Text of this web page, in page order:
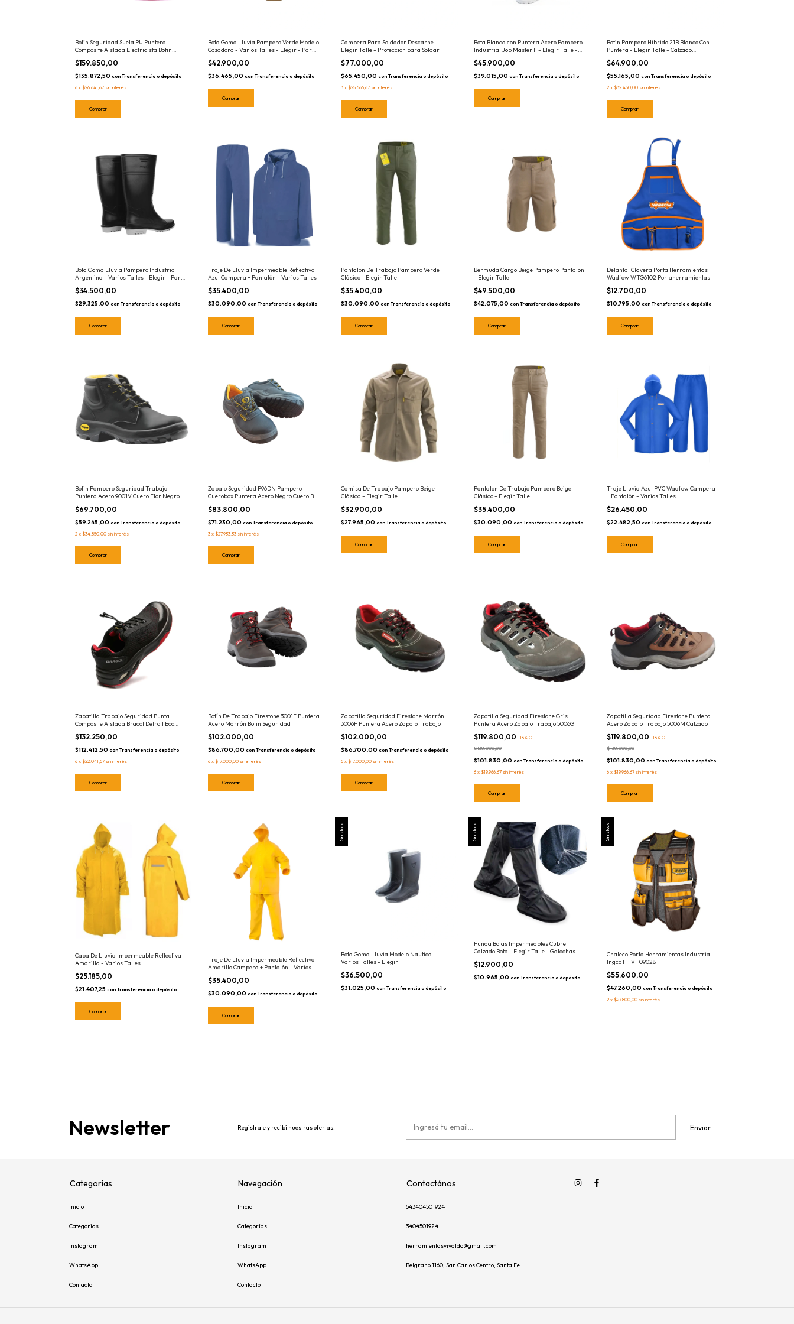
Botín Seguridad Suela PU Puntera
Composite Aislada Electricista Botin
Calzado Trabajo Bracol Detroit Eco
$159.850,00
$135.872,50 con Transferencia o depósito
6 x $26.641,67 sin interés
Comprar
Bota Goma Lluvia Pampero Verde Modelo
Cazadora - Varios Talles - Elegir - Par
Botas
$42.900,00
$36.465,00 con Transferencia o depósito
Comprar
Campera Para Soldador Descarne -
Elegir Talle - Proteccion para Soldar
$77.000,00
$65.450,00 con Transferencia o depósito
3 x $25.666,67 sin interés
Comprar
Bota Blanca con Puntera Acero Pampero
Industrial Job Master II - Elegir Talle -
Ideal Frigorificos / Alimenticia / Calzado
Seguridad
$45.900,00
$39.015,00 con Transferencia o depósito
Comprar
Botin Pampero Hibrido 21B Blanco Con
Puntera - Elegir Talle - Calzado
Seguridad Zapato
$64.900,00
$55.165,00 con Transferencia o depósito
2 x $32.450,00 sin interés
Comprar
Bota Goma Lluvia Pampero Industria
Argentina - Varios Talles - Elegir - Par
Botas Calzado
$34.500,00
$29.325,00 con Transferencia o depósito
Comprar
Traje De Lluvia Impermeable Reflectivo
Azul Campera + Pantalón - Varios Talles
$35.400,00
$30.090,00 con Transferencia o depósito
Comprar
Pantalon De Trabajo Pampero Verde
Clásico - Elegir Talle
$35.400,00
$30.090,00 con Transferencia o depósito
Comprar
Bermuda Cargo Beige Pampero Pantalon
- Elegir Talle
$49.500,00
$42.075,00 con Transferencia o depósito
Comprar
Delantal Clavera Porta Herramientas
Wadfow WTG6102 Portaherramientas
$12.700,00
$10.795,00 con Transferencia o depósito
Botin Pampero Seguridad Trabajo
Puntera Acero 9001V Cuero Flor Negro -
Elegir Talle - Calzado
$69.700,00
$59.245,00 con Transferencia o depósito
2 x $34.850,00 sin interés
Comprar
Zapato Seguridad P96DN Pampero
Cuerobox Puntera Acero Negro Cuero Box
- Elegir Talle - Calzado de Trabajo
$83.800,00
$71.230,00 con Transferencia o depósito
3 x $27.933,33 sin interés
Comprar
Camisa De Trabajo Pampero Beige
Clásica - Elegir Talle
$32.900,00
$27.965,00 con Transferencia o depósito
Comprar
Pantalon De Trabajo Pampero Beige
Clásico - Elegir Talle
$35.400,00
$30.090,00 con Transferencia o depósito
Comprar
Traje Lluvia Azul PVC Wadfow Campera
+ Pantalón - Varios Talles
$26.450,00
$22.482,50 con Transferencia o depósito
Comprar
Zapatilla Trabajo Seguridad Punta
Composite Aislada Bracol Detroit Eco
Calzado Electricista
$132.250,00
$112.412,50 con Transferencia o depósito
6 x $22.041,67 sin interés
Comprar
Botín De Trabajo Firestone 3001F Puntera
Acero Marrón Botin Seguridad
$102.000,00
$86.700,00 con Transferencia o depósito
6 x $17.000,00 sin interés
Comprar
Zapatilla Seguridad Firestone Marrón
3006F Puntera Acero Zapato Trabajo
$102.000,00
$86.700,00 con Transferencia o depósito
6 x $17.000,00 sin interés
Comprar
Zapatilla Seguridad Firestone Gris
Puntera Acero Zapato Trabajo 5006G
$119.800,00 -13% OFF
$138.000,00
$101.830,00 con Transferencia o depósito
6 x $19.966,67 sin interés
Comprar
Zapatilla Seguridad Firestone Puntera
Acero Zapato Trabajo 5006M Calzado
$119.800,00 -13% OFF
$138.000,00
$101.830,00 con Transferencia o depósito
6 x $19.966,67 sin interés
Comprar
Capa De Lluvia Impermeable Reflectiva
Amarilla - Varios Talles
$25.185,00
$21.407,25 con Transferencia o depósito
Comprar
Traje De Lluvia Impermeable Reflectivo
Amarillo Campera + Pantalón - Varios
Talles
$35.400,00
$30.090,00 con Transferencia o depósito
Comprar
Sin stock
Bota Goma Lluvia Modelo Nautica -
Varios Talles - Elegir
$36.500,00
$31.025,00 con Transferencia o depósito
Sin stock
Funda Botas Impermeables Cubre
Calzado Bota - Elegir Talle - Galochas
$12.900,00
$10.965,00 con Transferencia o depósito
Sin stock
Chaleco Porta Herramientas Industrial
Ingco HTVT09028
$55.600,00
$47.260,00 con Transferencia o depósito
2 x $27.800,00 sin interés
Newsletter Registrate y recibí nuestras ofertas.
Categorías
Inicio
Categorías
Instagram
WhatsApp
Contacto
Navegación
Inicio
Categorías
Instagram
WhatsApp
Contacto
Contactános
543404501924
3404501924
herramientasvivalda@gmail.com
Belgrano 1160, San Carlos Centro, Santa Fe